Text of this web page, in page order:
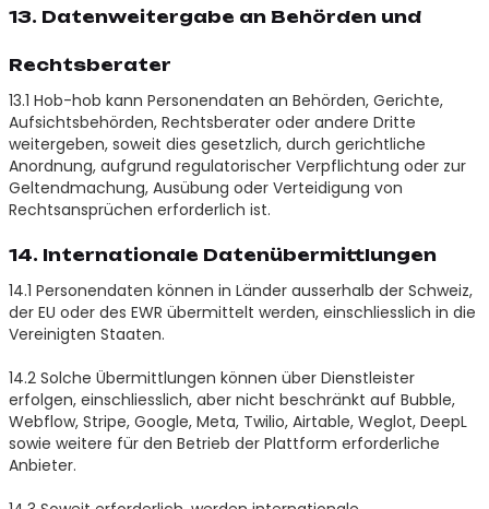
13. Datenweitergabe an Behörden und
Rechtsberater
13.1 Hob-hob kann Personendaten an Behörden, Gerichte,
Aufsichtsbehörden, Rechtsberater oder andere Dritte
weitergeben, soweit dies gesetzlich, durch gerichtliche
Anordnung, aufgrund regulatorischer Verpflichtung oder zur
Geltendmachung, Ausübung oder Verteidigung von
Rechtsansprüchen erforderlich ist.
14. Internationale Datenübermittlungen
14.1 Personendaten können in Länder ausserhalb der Schweiz,
der EU oder des EWR übermittelt werden, einschliesslich in die
Vereinigten Staaten.
14.2 Solche Übermittlungen können über Dienstleister
erfolgen, einschliesslich, aber nicht beschränkt auf Bubble,
Webflow, Stripe, Google, Meta, Twilio, Airtable, Weglot, DeepL
sowie weitere für den Betrieb der Plattform erforderliche
Anbieter.